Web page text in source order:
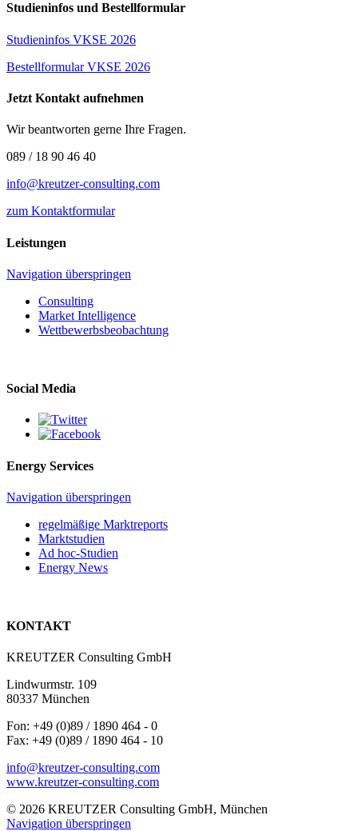
Studieninfos und Bestellformular
Studieninfos VKSE 2026
Bestellformular VKSE 2026
Jetzt Kontakt aufnehmen
Wir beantworten gerne Ihre Fragen.
089 / 18 90 46 40
info@kreutzer-consulting.com
zum Kontaktformular
Leistungen
Navigation überspringen
Consulting
Market Intelligence
Wettbewerbs­beobachtung
Social Media
Energy Services
Navigation überspringen
regelmäßige Marktreports
Marktstudien
Ad hoc-Studien
Energy News
KONTAKT
KREUTZER Consulting GmbH
Lindwurmstr. 109
80337 München
Fon: +49 (0)89 / 1890 464 - 0
Fax: +49 (0)89 / 1890 464 - 10
info@kreutzer-consulting.com
www.kreutzer-consulting.com
© 2026 KREUTZER Consulting GmbH, München
Navigation überspringen